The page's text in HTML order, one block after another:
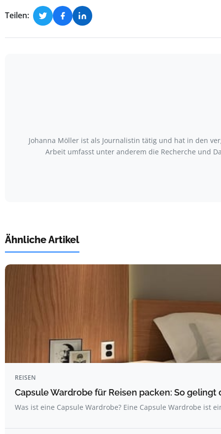
Teilen:
Johanna Möller ist als Journalistin tätig und hat in den
Arbeit umfasst unter anderem die Recherche und
Ähnliche Artikel
REISEN
Capsule Wardrobe für Reisen packen: So
Was ist eine Capsule Wardrobe? Eine Capsule Wardrobe ist